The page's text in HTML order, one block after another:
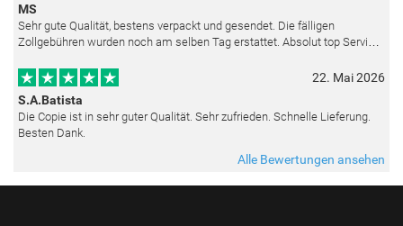
MS
Sehr gute Qualität, bestens verpackt und gesendet. Die fälligen
Zollgebühren wurden noch am selben Tag erstattet. Absolut top Service
22. Mai 2026
S.A.Batista
Die Copie ist in sehr guter Qualität. Sehr zufrieden. Schnelle Lieferung.
Besten Dank.
Alle Bewertungen ansehen